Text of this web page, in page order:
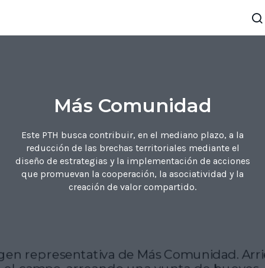
Más Comunidad
Este PTH busca contribuir, en el mediano plazo, a la
reducción de las brechas territoriales mediante el
diseño de estrategias y la implementación de acciones
que promuevan la cooperación, la asociatividad y la
creación de valor compartido.